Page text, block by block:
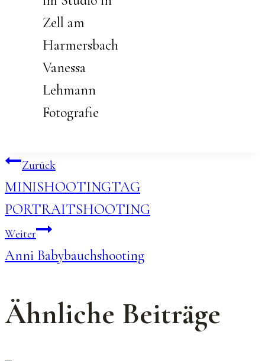
Beitragsnavigation
Zurück
MINISHOOTINGTAG
PORTRAITSHOOTING
Weiter
Anni Babybauchshooting
Ähnliche Beiträge